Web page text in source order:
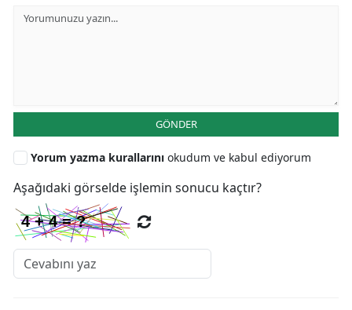
GÖNDER
Yorum yazma kurallarını okudum ve kabul ediyorum
Aşağıdaki görselde işlemin sonucu kaçtır?